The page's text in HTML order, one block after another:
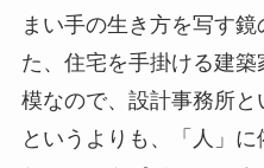
まい手の生き方を写す鏡
た、住宅を手掛ける建
模なので、設計事務所
というよりも、「人」